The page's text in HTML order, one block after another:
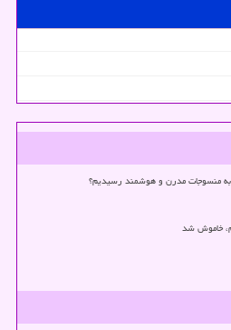
به منسوجات مدرن و هوشمند رسیدیم؟
خاموش شد